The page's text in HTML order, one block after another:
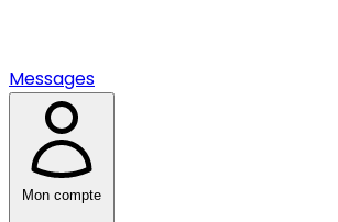
Messages
Mon compte